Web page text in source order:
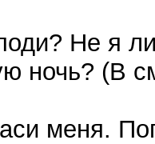
Не я
ночь? (В
меня.